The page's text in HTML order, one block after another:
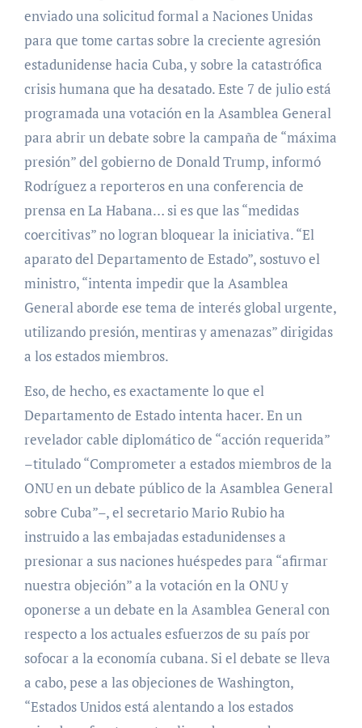
enviado una solicitud formal a Naciones Unidas
para que tome cartas sobre la creciente agresión
estadunidense hacia Cuba, y sobre la catastrófica
crisis humana que ha desatado. Este 7 de julio está
programada una votación en la Asamblea General
para abrir un debate sobre la campaña de “máxima
presión” del gobierno de Donald Trump, informó
Rodríguez a reporteros en una conferencia de
prensa en La Habana… si es que las “medidas
coercitivas” no logran bloquear la iniciativa. “El
aparato del Departamento de Estado”, sostuvo el
ministro, “intenta impedir que la Asamblea
General aborde ese tema de interés global urgente,
utilizando presión, mentiras y amenazas” dirigidas
a los estados miembros.
Eso, de hecho, es exactamente lo que el
Departamento de Estado intenta hacer. En un
revelador cable diplomático de “acción requerida”
–titulado “Comprometer a estados miembros de la
ONU en un debate público de la Asamblea General
sobre Cuba”–, el secretario Mario Rubio ha
instruido a las embajadas estadunidenses a
presionar a sus naciones huéspedes para “afirmar
nuestra objeción” a la votación en la ONU y
oponerse a un debate en la Asamblea General con
respecto a los actuales esfuerzos de su país por
sofocar a la economía cubana. Si el debate se lleva
a cabo, pese a las objeciones de Washington,
“Estados Unidos está alentando a los estados